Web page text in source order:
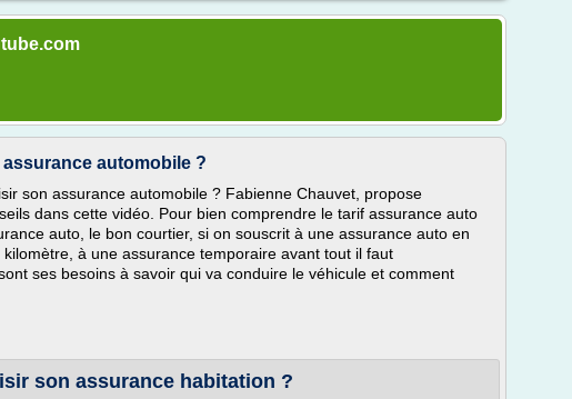
automobile ?
son assurance automobile ? Fabienne Chauvet, propose
dans cette vidéo. Pour bien comprendre le tarif assurance auto
auto, le bon courtier, si on souscrit à une assurance auto en
à une assurance temporaire avant tout il faut
ses besoins à savoir qui va conduire le véhicule et comment
son assurance habitation ?